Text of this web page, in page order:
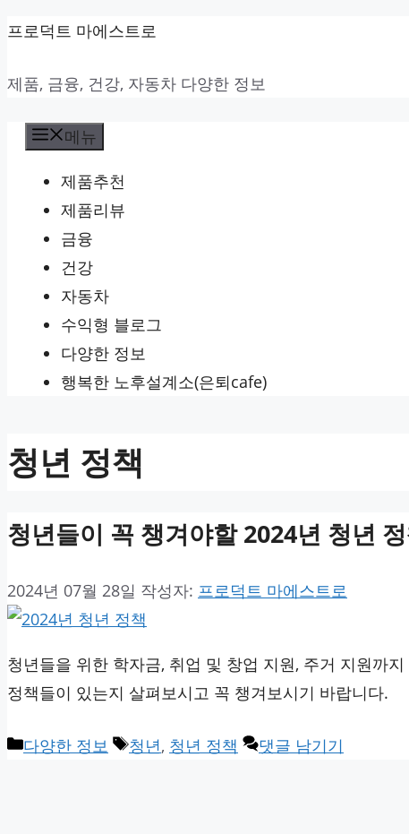
컨
츠
프로덕트 마에스트로
제품, 금융, 건강, 자동차 다양한 정보
메뉴
제품추천
제품리뷰
금융
건강
자동차
수익형 블로그
다양한 정보
행복한 노후설계소(은퇴cafe)
청년 정책
청년들이 꼭 챙겨야할 2024년 청년
2024년 07월 28일 작성자: 프로덕트 마에스트로
청년들을 위한 학자금, 취업 및 창업 지원, 주거 지원까
정책들이 있는지 살펴보시고 꼭 챙겨보시기 바랍니다.
카
다양한 정보
태
청년, 청년 정책 댓글 남기기